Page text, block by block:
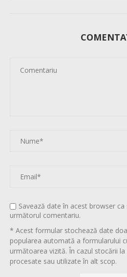
Savează date în acest browser
următorul comentariu.
* Acest formular stochează date
popularea automată a formularului
următoarea vizită. În cazul stocării
procesate sau utilizate în alt scop.